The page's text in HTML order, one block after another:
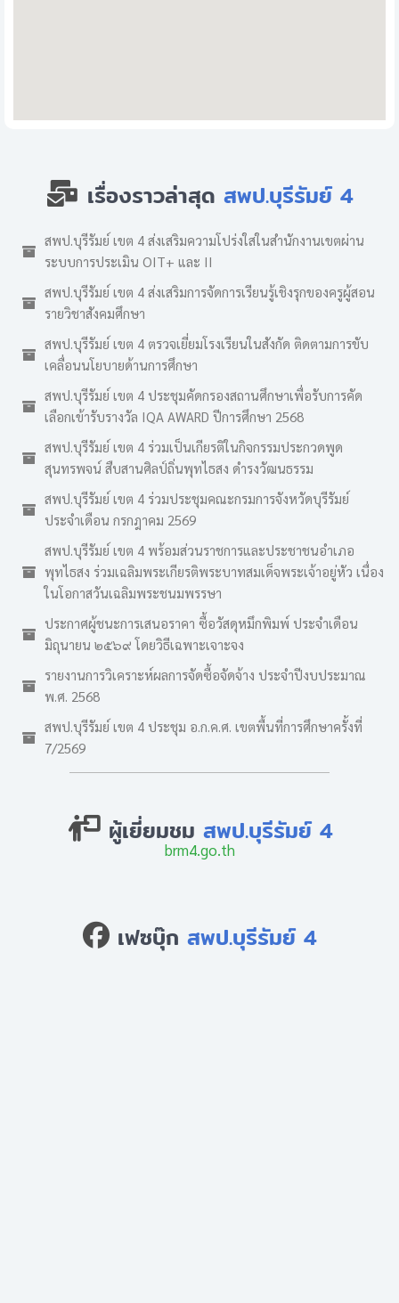
เรื่องราวล่าสุด สพป.บุรีรัมย์ 4
สพป.บุรีรัมย์ เขต 4 ส่งเสริมความโปร่งใสในสำนักงานเขตผ่าน
ระบบการประเมิน OIT+ และ II
สพป.บุรีรัมย์ เขต 4 ส่งเสริมการจัดการเรียนรู้เชิงรุกของครูผู้สอน
รายวิชาสังคมศึกษา
สพป.บุรีรัมย์ เขต 4 ตรวจเยี่ยมโรงเรียนในสังกัด ติดตามการขับ
เคลื่อนนโยบายด้านการศึกษา
สพป.บุรีรัมย์ เขต 4 ประชุมคัดกรองสถานศึกษาเพื่อรับการคัด
เลือกเข้ารับรางวัล IQA AWARD ปีการศึกษา 2568
สพป.บุรีรัมย์ เขต 4 ร่วมเป็นเกียรติในกิจกรรมประกวดพูด
สุนทรพจน์ สืบสานศิลป์ถิ่นพุทไธสง ดำรงวัฒนธรรม
สพป.บุรีรัมย์ เขต 4 ร่วมประชุมคณะกรมการจังหวัดบุรีรัมย์
ประจำเดือน กรกฎาคม 2569
สพป.บุรีรัมย์ เขต 4 พร้อมส่วนราชการและประชาชนอำเภอ
พุทไธสง ร่วมเฉลิมพระเกียรติพระบาทสมเด็จพระเจ้าอยู่หัว เนื่อง
ในโอกาสวันเฉลิมพระชนมพรรษา
ประกาศผู้ชนะการเสนอราคา ซื้อวัสดุหมึกพิมพ์ ประจำเดือน
มิถุนายน ๒๕๖๙ โดยวิธีเฉพาะเจาะจง
รายงานการวิเคราะห์ผลการจัดซื้อจัดจ้าง ประจำปีงบประมาณ
พ.ศ. 2568
สพป.บุรีรัมย์ เขต 4 ประชุม อ.ก.ค.ศ. เขตพื้นที่การศึกษาครั้งที่
7/2569
ผู้เยี่ยมชม สพป.บุรีรัมย์ 4
brm4.go.th
เฟซบุ๊ก สพป.บุรีรัมย์ 4